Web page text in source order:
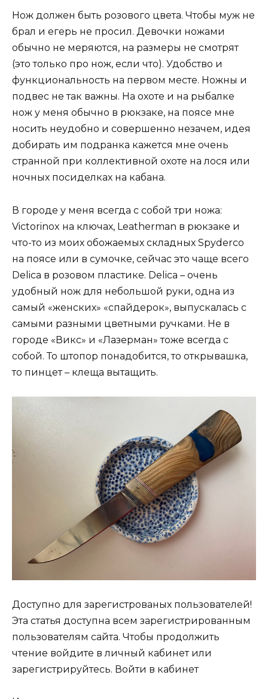
Нож должен быть розового цвета. Чтобы муж не
брал и егерь не просил. Девочки ножами
обычно не меряются, на размеры не смотрят
(это только про нож, если что). Удобство и
функциональность на первом месте. Ножны и
подвес не так важны. На охоте и на рыбалке
нож у меня обычно в рюкзаке, на поясе мне
носить неудобно и совершенно незачем, идея
добирать им подранка кажется мне очень
странной при коллективной охоте на лося или
ночных посиделках на кабана.
В городе у меня всегда с собой три ножа:
Victorinox на ключах, Leatherman в рюкзаке и
что-то из моих обожаемых складных Spyderco
на поясе или в сумочке, сейчас это чаще всего
Delica в розовом пластике. Delica – очень
удобный нож для небольшой руки, одна из
самый «женских» «спайдерок», выпускалась с
самыми разными цветными ручками. Не в
городе «Викс» и «Лазерман» тоже всегда с
собой. То штопор понадобится, то открывашка,
то пинцет – клеща вытащить.
Доступно для зарегистрованых пользователей!
Эта статья доступна всем зарегистрированным
пользователям сайта. Чтобы продолжить
чтение войдите в личный кабинет или
зарегистрируйтесь. Войти в кабинет